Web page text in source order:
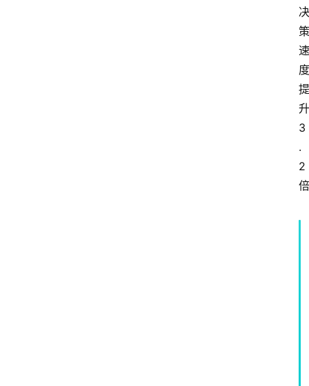
决
策
速
度
提
升
3
.
2
倍